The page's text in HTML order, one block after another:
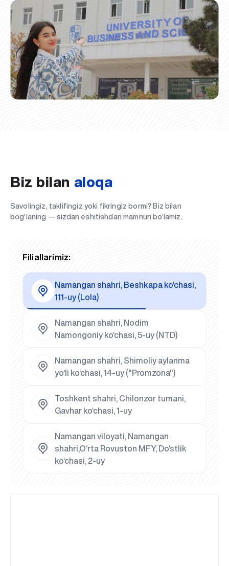
Biz bilan aloqa
Savolingiz, taklifingiz yoki fikringiz bormi? Biz bilan
bog‘laning — sizdan eshitishdan mamnun bo‘lamiz.
Filiallarimiz:
Namangan shahri, Beshkapa ko‘chasi,
111-uy (Lola)
Namangan shahri, Nodim
Namongoniy ko‘chasi, 5-uy (NTD)
Namangan shahri, Shimoliy aylanma
yo‘li ko‘chasi, 14-uy ("Promzona")
Toshkent shahri, Chilonzor tumani,
Gavhar ko‘chasi, 1-uy
Namangan viloyati, Namangan
shahri,O‘rta Rovuston MFY, Do‘stlik
ko‘chasi, 2-uy